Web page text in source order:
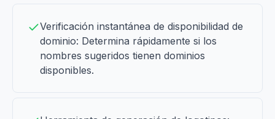
Verificación instantánea de disponibilidad de
dominio: Determina rápidamente si los
nombres sugeridos tienen dominios
disponibles.